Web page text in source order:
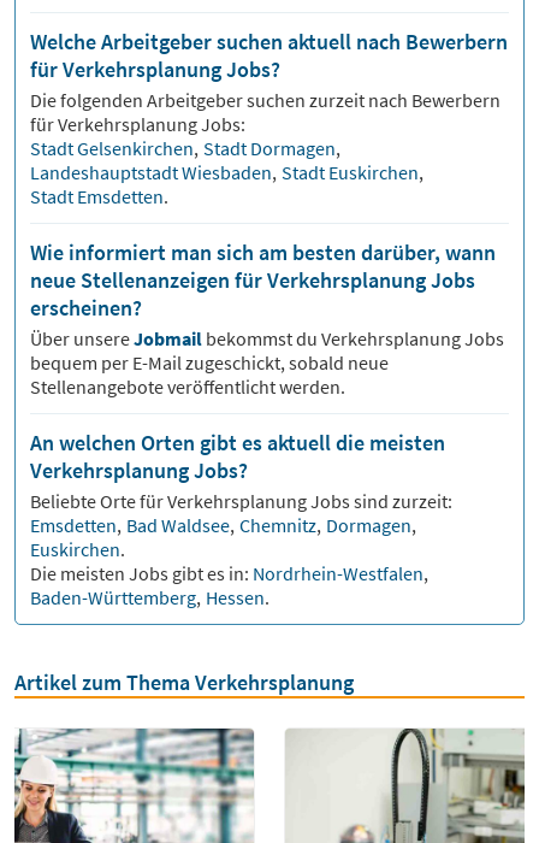
Welche Arbeitgeber suchen aktuell nach Bewerbern
für Verkehrsplanung Jobs?
Die folgenden Arbeitgeber suchen zurzeit nach Bewerbern
fürVerkehrsplanungJobs:
Stadt Gelsenkirchen, Stadt Dormagen,
Landeshauptstadt Wiesbaden, Stadt Euskirchen,
Stadt Emsdetten.
Wie informiert man sich am besten darüber, wann
neue Stellenanzeigen für Verkehrsplanung Jobs
erscheinen?
Über unsereJobmail bekommst du VerkehrsplanungJobs
bequem per E-Mail zugeschickt, sobald neue
Stellenangebote veröffentlicht werden.
An welchen Orten gibt es aktuell die meisten
Verkehrsplanung Jobs?
Beliebte Orte fürVerkehrsplanungJobs sind zurzeit:
Emsdetten, Bad Waldsee, Chemnitz, Dormagen,
Euskirchen.
Die meisten Jobs gibt es in: Nordrhein-Westfalen,
Baden-Württemberg, Hessen.
Artikel zum Thema Verkehrsplanung